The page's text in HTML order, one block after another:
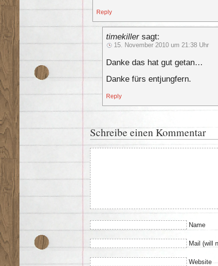
Reply
timekiller sagt:
15. November 2010 um 21:38 Uhr
Danke das hat gut getan…
Danke fürs entjungfern.
Reply
Schreibe einen Kommentar
Name
Mail (will
Website